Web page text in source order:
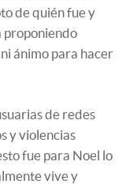
de quién fue y
proponiendo
ánimo para hacer
de redes
y violencias
fue para Noel lo
vive y